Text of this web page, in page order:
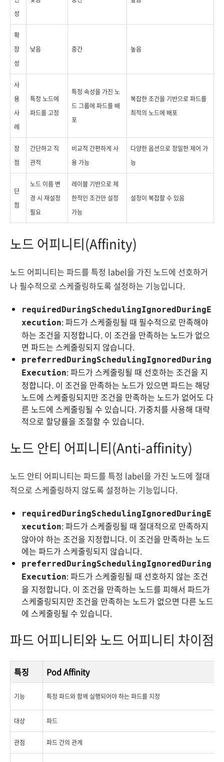
성
확
장
성
낮음 중간 높음
사
용
사
례
특정 노드에
파드를 고정
특정 속성을 가진 노
드 그룹에 파드를 배
포
복잡한 조건을 기반으로 파드를
최적의 노드에 배포
장
점
간단하고 직
관적
비교적 간편하게 사
용 가능
다양한 옵션으로 정밀한 제어 가
능
단
점
노드 이름 변
경 시 재설정
필요
레이블 기반으로 제
한적인 조건만 설정
가능
설정이 복잡할 수 있음
노드 어피니티(Affinity)
노드 어피니티는 파드를 특정 label을 가진 노드에 선호하거
나 필수적으로 스케줄링하도록 설정하는 기능입니다.
requiredDuringSchedulingIgnoredDuringE
xecution: 파드가 스케줄링될 때 필수적으로 만족해야
하는 조건을 지정합니다. 이 조건을 만족하는 노드가 없으
면 파드는 스케줄링되지 않습니다.
preferredDuringSchedulingIgnoredDuring
Execution: 파드가 스케줄링될 때 선호하는 조건을 지
정합니다. 이 조건을 만족하는 노드가 있으면 파드는 해당
노드에 스케줄링되지만 조건을 만족하는 노드가 없어도 다
른 노드에 스케줄링될 수 있습니다. 가중치를 사용해 대략
적으로 할당률을 조절할 수 있습니다.
노드 안티 어피니티(Anti-affinity)
노드 안티 어피니티는 파드를 특정 label을 가진 노드에 절대
적으로 스케줄링하지 않도록 설정하는 기능입니다.
requiredDuringSchedulingIgnoredDuringE
xecution: 파드가 스케줄링될 때 절대적으로 만족하지
않아야 하는 조건을 지정합니다. 이 조건을 만족하는 노드
에는 파드가 스케줄링되지 않습니다.
preferredDuringSchedulingIgnoredDuring
Execution: 파드가 스케줄링될 때 선호하지 않는 조건
을 지정합니다. 이 조건을 만족하는 노드를 피해서 파드가
스케줄링되지만 조건을 만족하는 노드가 없으면 다른 노드
에 스케줄링될 수 있습니다.
파드 어피니티와 노드 어피니티 차이점
특징 Pod Affinity
기능 특정 파드와 함께 실행되어야 하는 파드를 지정
대상 파드
관점 파드 간의 관계